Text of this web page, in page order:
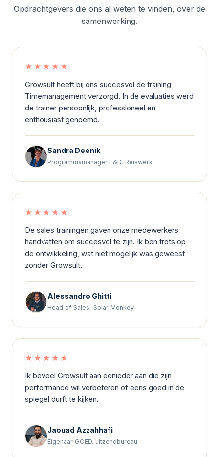
Opdrachtgevers die ons al weten te vinden, over de
samenwerking.
★★★★★
Growsult heeft bij ons succesvol de training
Timemanagement verzorgd. In de evaluaties werd
de trainer persoonlijk, professioneel en
enthousiast genoemd.
Sandra Deenik
Programmamanager L&D, Reiswerk
★★★★★
De sales trainingen gaven onze medewerkers
handvatten om succesvol te zijn. Ik ben trots op
de ontwikkeling, wat niet mogelijk was geweest
zonder Growsult.
Alessandro Ghitti
Head of Sales, Solar Monkey
★★★★★
Ik beveel Growsult aan eenieder aan die zijn
performance wil verbeteren of eens goed in de
spiegel durft te kijken.
Jaouad Azzahhafi
Eigenaar GOED. uitzendbureau